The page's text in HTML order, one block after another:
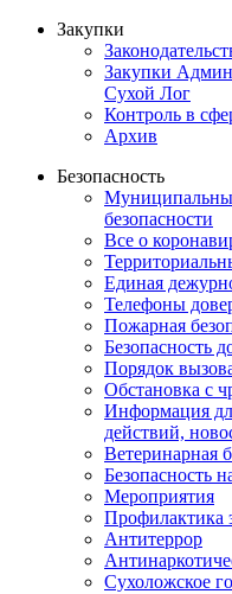
Закупки
Закупки
Сухой Лог
Контроль в
Архив
Безопасность
безопасности
Все о
Единая
Телефоны
Пожарная
Безопасность
Порядок
Обстановка с
Информация
действий,
Ветеринарная
Безопасность
Мероприятия
Профилактика
Антитеррор
Сухоложское